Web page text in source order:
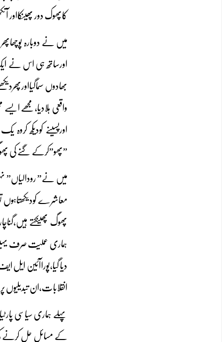
کاپھوک دور پھینکااور
میں نے دوبارہ
اورساتھ ہی اس نے
بھادوں
واقعی ہلادیا،مجھے
اورپسینے کودیکھ کروہ
”پھو”کرکے گنے کی
میں نے” رودالیاں”
معاشرے کودیکھتاہوں
پھوگ پھینکتے
ہماری عملیت صرف
انقلابات،ان تبدیلیوں
پہلے ہماری سیاسی
کے مسائل حل کرنے